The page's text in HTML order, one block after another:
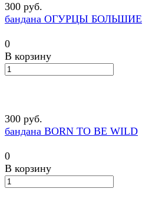
300 руб.
бандана ОГУРЦЫ БОЛЬШИЕ
0
В корзину
300 руб.
бандана BORN TO BE WILD
0
В корзину